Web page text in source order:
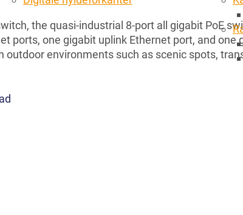
the quasi-industrial 8-port all gigabit PoE
ports, one gigabit uplink Ethernet port, and one
outdoor environments such as scenic spots,